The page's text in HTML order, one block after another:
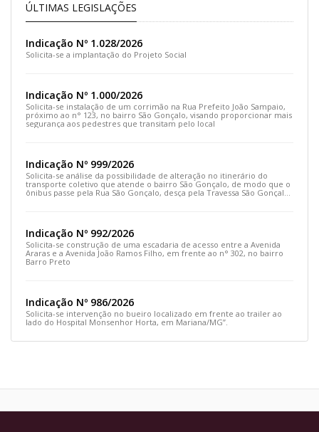
ÚLTIMAS LEGISLAÇÕES
Indicação Nº 1.028/2026
Solicita-se a implantação do Projeto Social
Indicação Nº 1.000/2026
Solicita-se instalação de um corrimão na Rua Prefeito João Sampaio,
próximo ao n° 123, no bairro São Gonçalo, visando proporcionar mais
segurança aos pedestres que transitam pelo local
Indicação Nº 999/2026
Solicita-se análise da possibilidade de alteração no itinerário do
transporte coletivo que atende o bairro São Gonçalo, de modo que o
ônibus passe pela Rua São Gonçalo, desça pela Travessa São Gonçalo
Indicação Nº 992/2026
Solicita-se construção de uma escadaria de acesso entre a Avenida
Araras e a Avenida João Ramos Filho, em frente ao n° 302, no bairro
Barro Preto
Indicação Nº 986/2026
Solicita-se intervenção no bueiro localizado em frente ao trailer ao
lado do Hospital Monsenhor Horta, em Mariana/MG”.